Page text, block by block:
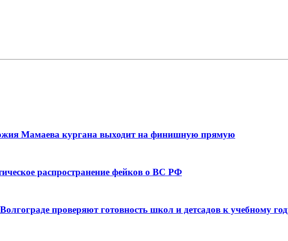
Мамаева кургана выходит на финишную прямую
распространение фейков о ВС РФ
проверяют готовность школ и детсадов к учебному